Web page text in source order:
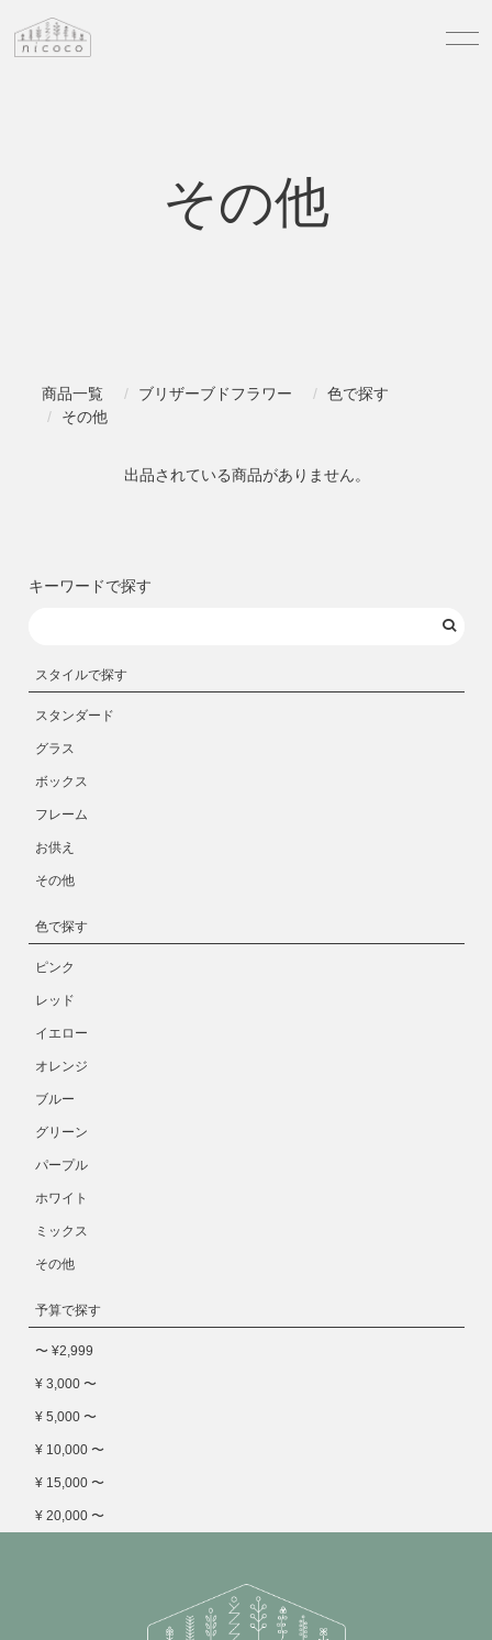
その他
商品一覧 ブリザーブドフラワー
色で探す
その他
出品されている商品がありません。
キーワードで探す
スタイルで探す
スタンダード
グラス
ボックス
フレーム
お供え
その他
色で探す
ピンク
レッド
イエロー
オレンジ
ブルー
グリーン
パープル
ホワイト
ミックス
その他
予算で探す
〜 ¥2,999
¥ 3,000 〜
¥ 5,000 〜
¥ 10,000 〜
¥ 15,000 〜
¥ 20,000 〜